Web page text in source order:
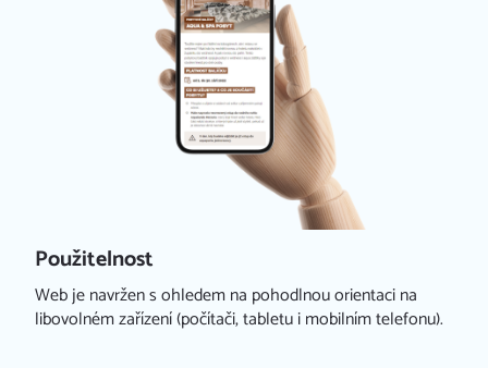
Naše služby
Reference
Kontakt
Použitelnost
Web je navržen s ohledem na pohodlnou orientaci na
libovolném zařízení (počítači, tabletu i mobilním telefonu).